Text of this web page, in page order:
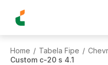
Home / Tabela Fipe /
Custom c-20 s 4.1